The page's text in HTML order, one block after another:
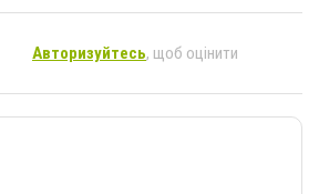
Авторизуйтесь, щоб оцінити